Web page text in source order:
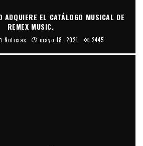
ADQUIERE EL CATÁLOGO MUSICAL DE
REMEX MUSIC.
Noticias mayo 18, 2021 2445